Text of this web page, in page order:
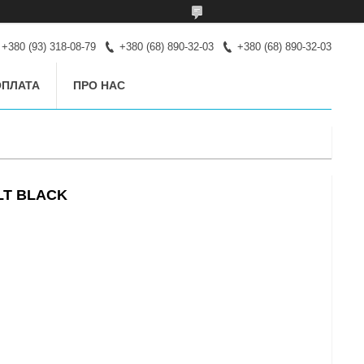
+380 (93) 318-08-79 +380 (68) 890-32-03 +380 (68) 890-32-03
ПРО НАС
BLACK